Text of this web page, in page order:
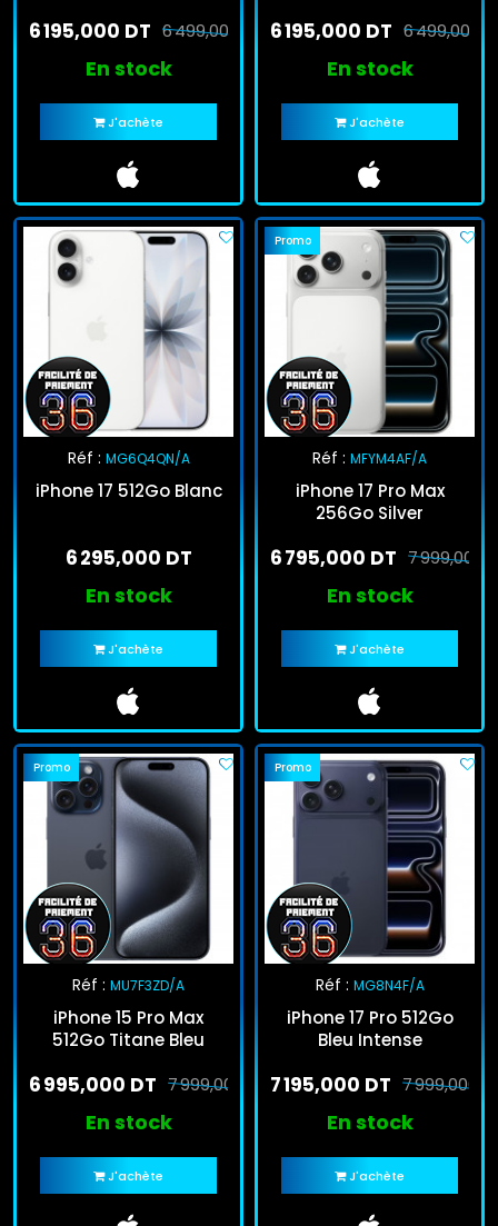
6 499,000 DT
6 195,000 DT
En stock
J'achète
6 499,000
6 195,000 DT
En stock
J'achète
Réf : MG6Q4QN/A
iPhone 17 512Go Blanc
6 295,000 DT
En stock
J'achète
Promo
Réf : MFYM4AF/A
iPhone 17 Pro Max
256Go Silver
7 999,000
6 795,000 DT
En stock
J'achète
Promo
Réf : MU7F3ZD/A
iPhone 15 Pro Max
512Go Titane Bleu
7 999,000 DT
6 995,000 DT
En stock
J'achète
Promo
Réf : MG8N4F/A
iPhone 17 Pro 512Go
Bleu Intense
7 999,000
7 195,000 DT
En stock
J'achète